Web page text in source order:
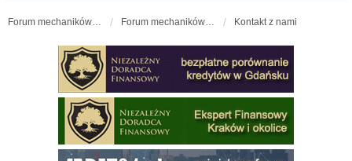
Forum mechaników samochodowych - forum-mechaniczne.pl Forum mechaników samochodowych Kontakt z nami